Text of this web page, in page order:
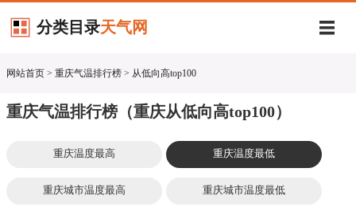
分类目录天气网
网站首页 > 重庆气温排行榜 > 从低向高top100
重庆气温排行榜（重庆从低向高top100）
重庆温度最高 重庆温度最低
重庆城市温度最高 重庆城市温度最低